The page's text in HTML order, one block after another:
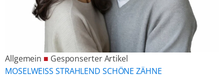
Allgemein ■ Gesponserter Artikel
MOSELWEISS STRAHLEND SCHÖNE ZÄHNE